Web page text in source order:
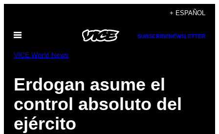
contenido
+ ESPAÑOL
Abrir
SUBSCRIBENEWSLETTER
VICE World News
Erdogan asume el
control absoluto del
ejército